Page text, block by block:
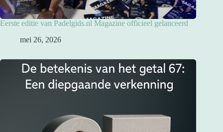
Eerste editie van Padelgids.nl Magazine officieel gelanceerd
mei 26, 2026